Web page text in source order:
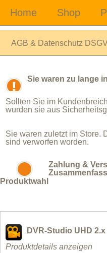
AGB & Datenschutz
Sie waren zu lange
Sollten Sie im
wurden sie aus
Sie waren zuletzt im Store.
sind verworfen worden.
Produktwahl
Zahlung &
DVR-Studio UHD 2.x
Produktdetails anzeigen